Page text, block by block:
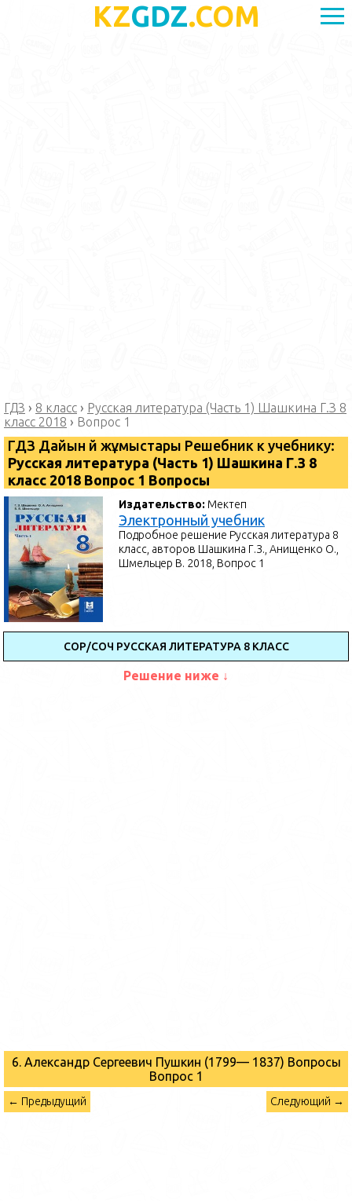
KZGDZ.COM
ГДЗ › 8 класс › Русская литература (Часть 1) Шашкина Г.З 8
класс 2018 › Вопрос 1
ГДЗ Дайын үй жұмыстары Решебник к учебнику:
Русская литература (Часть 1) Шашкина Г.З 8
класс 2018 Вопрос 1 Вопросы
Издательство: Мектеп
Электронный учебник
Подробное решение Русская литература 8
класс, авторов Шашкина Г.З., Анищенко О.,
Шмельцер В. 2018, Вопрос 1
СОР/СОЧ РУССКАЯ ЛИТЕРАТУРА 8 КЛАСС
Решение ниже ↓
6. Александр Сергеевич Пушкин (1799— 1837) Вопросы
Вопрос 1
← Предыдущий Следующий →